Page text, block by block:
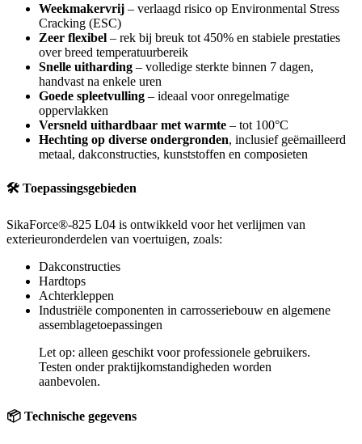
Weekmakervrij – verlaagd risico op Environmental Stress
Cracking (ESC)
Zeer flexibel – rek bij breuk tot 450% en stabiele prestaties
over breed temperatuurbereik
Snelle uitharding – volledige sterkte binnen 7 dagen,
handvast na enkele uren
Goede spleetvulling – ideaal voor onregelmatige
oppervlakken
Versneld uithardbaar met warmte – tot 100°C
Hechting op diverse ondergronden, inclusief geëmailleerd
metaal, dakconstructies, kunststoffen en composieten
🛠 Toepassingsgebieden
SikaForce®-825 L04 is ontwikkeld voor het verlijmen van
exterieuronderdelen van voertuigen, zoals:
Dakconstructies
Hardtops
Achterkleppen
Industriële componenten in carrosseriebouw en algemene
assemblagetoepassingen
Let op: alleen geschikt voor professionele gebruikers.
Testen onder praktijkomstandigheden worden
aanbevolen.
📦 Technische gegevens